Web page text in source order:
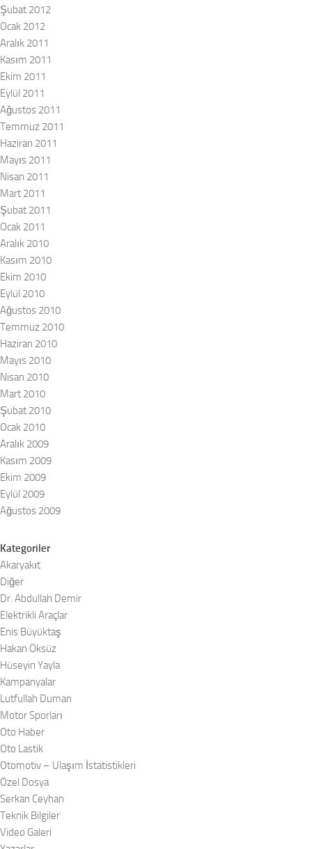
Şubat 2012
Ocak 2012
Aralık 2011
Kasım 2011
Ekim 2011
Eylül 2011
Ağustos 2011
Temmuz 2011
Haziran 2011
Mayıs 2011
Nisan 2011
Mart 2011
Şubat 2011
Ocak 2011
Aralık 2010
Kasım 2010
Ekim 2010
Eylül 2010
Ağustos 2010
Temmuz 2010
Haziran 2010
Mayıs 2010
Nisan 2010
Mart 2010
Şubat 2010
Ocak 2010
Aralık 2009
Kasım 2009
Ekim 2009
Eylül 2009
Ağustos 2009
Kategoriler
Akaryakıt
Diğer
Dr. Abdullah Demir
Elektrikli Araçlar
Enis Büyüktaş
Hakan Öksüz
Hüseyin Yayla
Kampanyalar
Lutfullah Duman
Motor Sporları
Oto Haber
Oto Lastik
Otomotiv – Ulaşım İstatistikleri
Özel Dosya
Serkan Ceyhan
Teknik Bilgiler
Video Galeri